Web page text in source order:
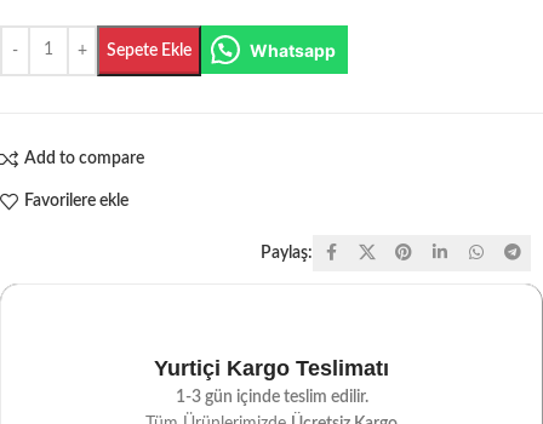
Sepete Ekle Whatsapp
Add to compare
Favorilere ekle
Paylaş:
Yurtiçi Kargo Teslimatı
1-3 gün içinde teslim edilir.